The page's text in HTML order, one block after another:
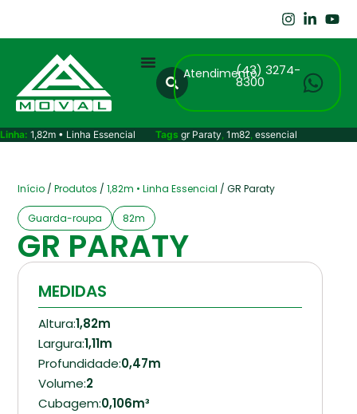
Atendimento(43) 3274-
8300
Linha: 1,82m • Linha Essencial Tags gr Paraty, 1m82, essencial
Início /Produtos /1,82m • Linha Essencial / GR Paraty
Guarda-roupa 82m
GR PARATY
MEDIDAS
Altura:1,82m
Largura:1,11m
Profundidade:0,47m
Volume:2
Cubagem:0,106m³